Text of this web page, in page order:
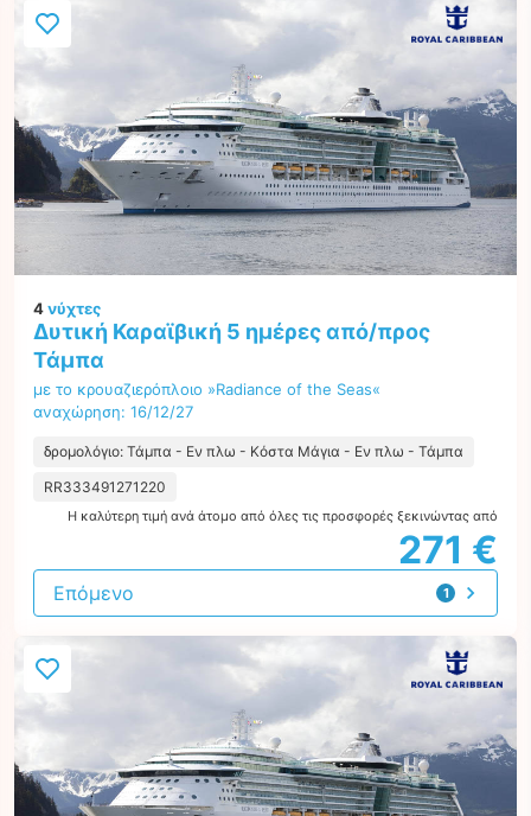
4νύχτες
Δυτική Καραϊβική 5 ημέρες από/προς
Τάμπα
με το κρουαζιερόπλοιο »Radiance of the Seas«
αναχώρηση: 16/12/27
δρομολόγιο: Τάμπα - Εν πλω - Κόστα Μάγια - Εν πλω - Τάμπα
RR333491271220
Η καλύτερη τιμή ανά άτομο από όλες τις προσφορές ξεκινώντας από
271 €
1
προσφορά
Επόμενο